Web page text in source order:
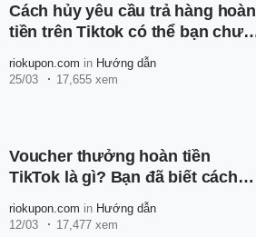
Cách hủy yêu cầu trả hàng hoàn
tiền trên Tiktok có thể bạn chưa
riokupon.com in Hướng dẫn
25/03
17,655 xem
Voucher thưởng hoàn tiền
TikTok là gì? Bạn đã biết cách
riokupon.com in Hướng dẫn
12/03
17,477 xem